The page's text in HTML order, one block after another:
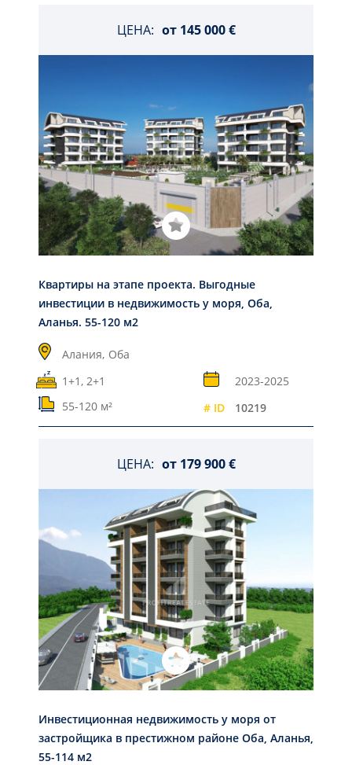
ЦЕНА: от 145 000 €
Квартиры на этапе проекта. Выгодные
инвестиции в недвижимость у моря, Оба,
Аланья. 55-120 м2
Алания, Оба
1+1, 2+1
2023-2025
55-120 м²
# ID 10219
ЦЕНА: от 179 900 €
Инвестиционная недвижимость у моря от
застройщика в престижном районе Оба, Аланья,
55-114 м2